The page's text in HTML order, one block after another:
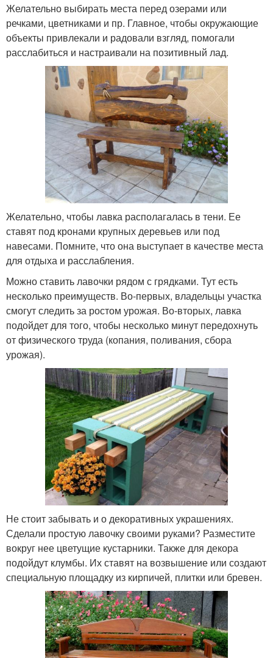
Желательно выбирать места перед озерами или
речками, цветниками и пр. Главное, чтобы окружающие
объекты привлекали и радовали взгляд, помогали
расслабиться и настраивали на позитивный лад.
Желательно, чтобы лавка располагалась в тени. Ее
ставят под кронами крупных деревьев или под
навесами. Помните, что она выступает в качестве места
для отдыха и расслабления.
Можно ставить лавочки рядом с грядками. Тут есть
несколько преимуществ. Во-первых, владельцы участка
смогут следить за ростом урожая. Во-вторых, лавка
подойдет для того, чтобы несколько минут передохнуть
от физического труда (копания, поливания, сбора
урожая).
Не стоит забывать и о декоративных украшениях.
Сделали простую лавочку своими руками? Разместите
вокруг нее цветущие кустарники. Также для декора
подойдут клумбы. Их ставят на возвышение или создают
специальную площадку из кирпичей, плитки или бревен.